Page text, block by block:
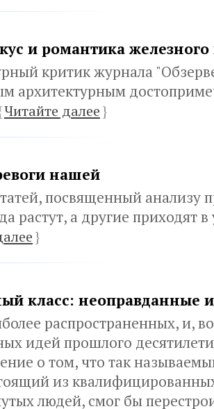
и романтика железного
критик журнала
архитектурным
Читайте далее}
нашей
посвященный анализу
растут, а другие приходят в
}
класс: неоправданные
распространенных, и,
идей прошлого
о том, что так
из
людей, смог бы